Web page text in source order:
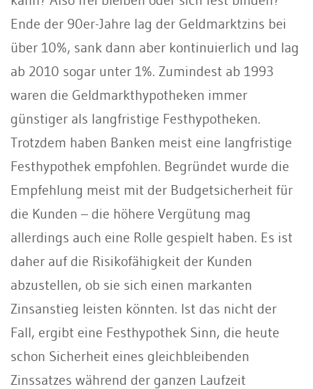
Ende der 90er-Jahre lag der Geldmarktzins bei
über 10%, sank dann aber kontinuierlich und lag
ab 2010 sogar unter 1%. Zumindest ab 1993
waren die Geldmarkthypotheken immer
günstiger als langfristige Festhypotheken.
Trotzdem haben Banken meist eine langfristige
Festhypothek empfohlen. Begründet wurde die
Empfehlung meist mit der Budgetsicherheit für
die Kunden – die höhere Vergütung mag
allerdings auch eine Rolle gespielt haben. Es ist
daher auf die Risikofähigkeit der Kunden
abzustellen, ob sie sich einen markanten
Zinsanstieg leisten könnten. Ist das nicht der
Fall, ergibt eine Festhypothek Sinn, die heute
schon Sicherheit eines gleichbleibenden
Zinssatzes während der ganzen Laufzeit